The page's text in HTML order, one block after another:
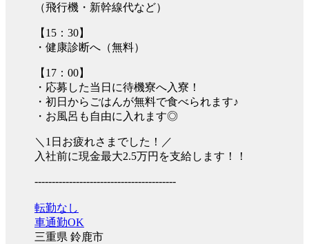
（飛行機・新幹線代など）
【15：30】
・健康診断へ（無料）
【17：00】
・応募した当日に待機寮へ入寮！
・初日からごはんが無料で食べられます♪
・お風呂も自由に入れます◎
＼1日お疲れさまでした！／
入社前に現金最大2.5万円を支給します！！
-----------------------------------------
転勤なし
車通勤OK
三重県 鈴鹿市